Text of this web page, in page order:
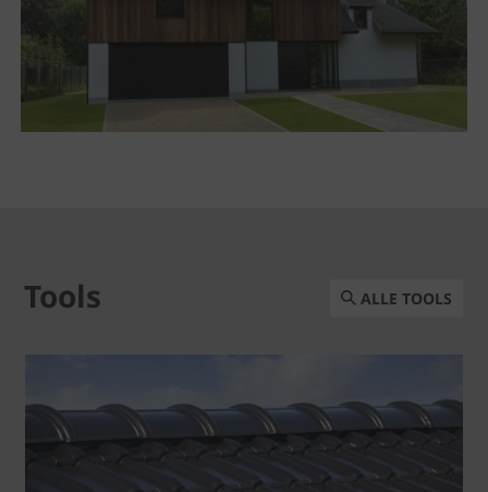
Tools ALLE TOOLS